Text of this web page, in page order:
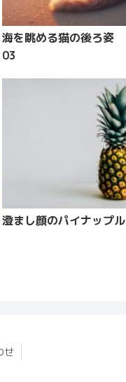
海を眺める猫の後ろ姿
03
澄まし顔のパイナップル
せ